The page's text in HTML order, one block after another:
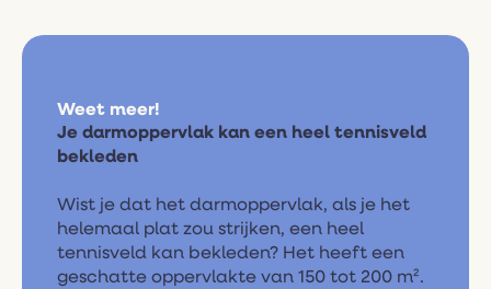
Weet meer!
Je darmoppervlak kan een heel tennisveld
bekleden
Wist je dat het darmoppervlak, als je het
helemaal plat zou strijken, een heel
tennisveld kan bekleden? Het heeft een
geschatte oppervlakte van 150 tot 200 m².